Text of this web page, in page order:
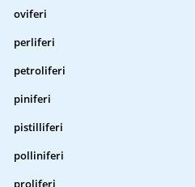
oviferi
perliferi
petroliferi
piniferi
pistilliferi
polliniferi
proliferi